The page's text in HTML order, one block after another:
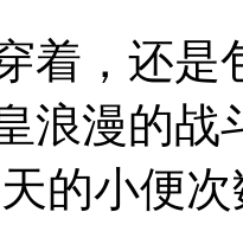
着，还是
浪漫的战
的小便